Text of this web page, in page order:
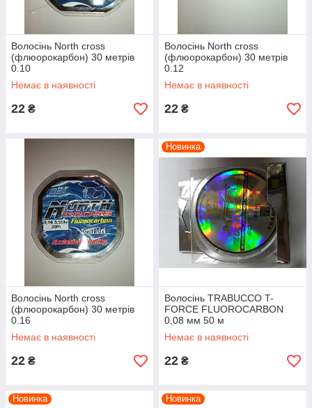
Волосінь North cross
(флюорокарбон) 30 метрів
0.10
Немає в наявності
22 ₴
Волосінь North cross
(флюорокарбон) 30 метрів
0.12
Немає в наявності
22 ₴
Волосінь North cross
(флюорокарбон) 30 метрів
0.16
Немає в наявності
22 ₴
Новинка
Волосінь TRABUCCO T-
FORCE FLUOROCARBON
0,08 мм 50 м
Немає в наявності
22 ₴
Новинка Новинка